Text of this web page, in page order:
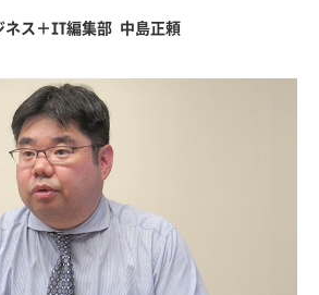
ネス＋IT編集部 中島正頼